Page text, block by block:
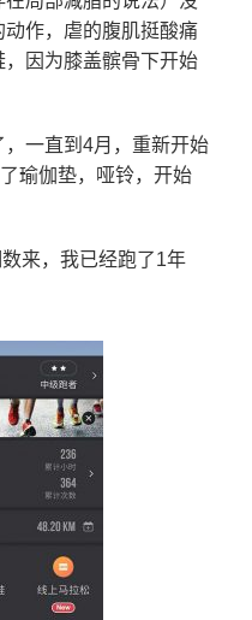
作，虐的腹肌挺酸痛
因为膝盖髌骨下开始
一直到4月，重新开始
瑜伽垫，哑铃，开始
来，我已经跑了1年